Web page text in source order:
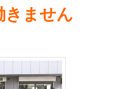
ません